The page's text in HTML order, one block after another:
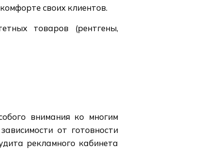
своих клиентов.
товаров (рентгены,
внимания ко многим
от готовности
рекламного кабинета